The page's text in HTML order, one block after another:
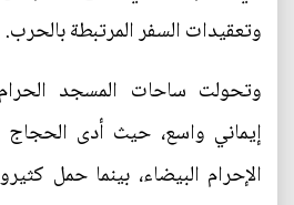
وتعقيدات السفر المرتبطة بالحرب.
وتحولت ساحات المسجد
إيماني واسع، حيث أدى
الإحرام البيضاء، بينما حمل